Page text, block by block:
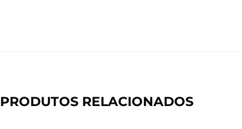
PRODUTOS RELACIONADOS